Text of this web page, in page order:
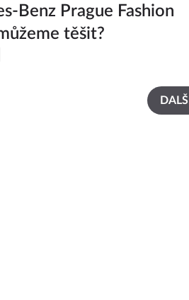
Benz Prague Fashion
těšit?
DALŠÍ